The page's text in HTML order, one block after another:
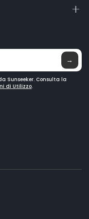
→
Sunseeker. Consulta la
di Utilizzo.